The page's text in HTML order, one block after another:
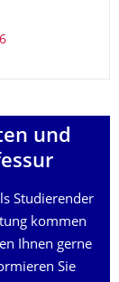
und
Studierender
kommen
Ihnen gerne
Sie